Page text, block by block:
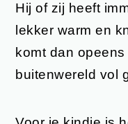
Hij of zij heeft
lekker warm en
komt dan
buitenwereld vol